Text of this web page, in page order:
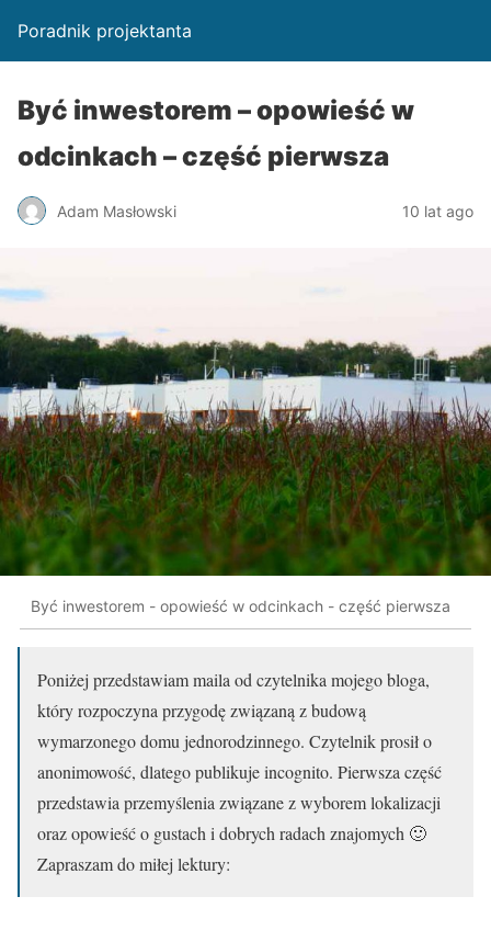
Poradnik projektanta
Być inwestorem – opowieść w
odcinkach – część pierwsza
Adam Masłowski 10 lat ago
Być inwestorem - opowieść w odcinkach - część pierwsza
Poniżej przedstawiam maila od czytelnika mojego bloga,
który rozpoczyna przygodę związaną z budową
wymarzonego domu jednorodzinnego. Czytelnik prosił o
anonimowość, dlatego publikuje incognito. Pierwsza część
przedstawia przemyślenia związane z wyborem lokalizacji
oraz opowieść o gustach i dobrych radach znajomych 🙂
Zapraszam do miłej lektury: